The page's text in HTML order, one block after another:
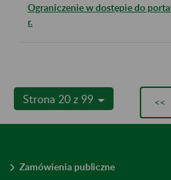
Ograniczenie w dostępie do
r.
Strona 20 z 99 <<
Zamówienia publiczne